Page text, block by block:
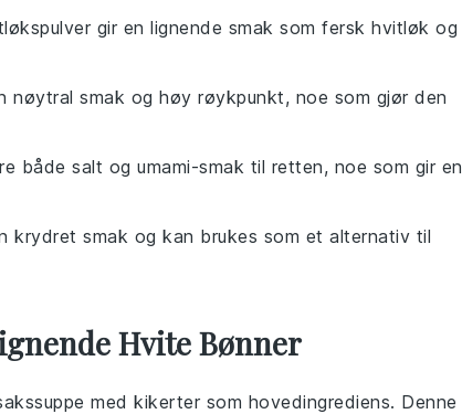
gir en lignende smak som fersk hvitløk og
nøytral smak og høy røykpunkt, noe som gjør den
både salt og umami-smak til retten, noe som gir en
krydret smak og kan brukes som et alternativ til
Hvite Bønner
med kikerter som hovedingrediens. Denne